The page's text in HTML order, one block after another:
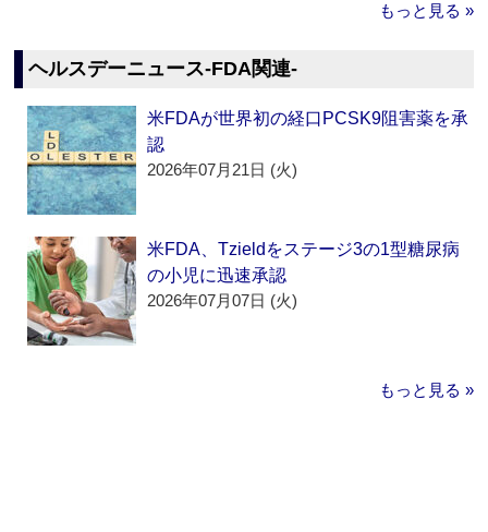
もっと見る »
ヘルスデーニュース‐FDA関連‐
米FDAが世界初の経口PCSK9阻害薬を承
認
2026年07月21日 (火)
米FDA、Tzieldをステージ3の1型糖尿病
の小児に迅速承認
2026年07月07日 (火)
もっと見る »